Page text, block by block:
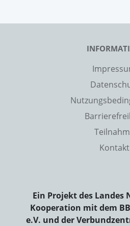
Kontakt
Ein Projekt des Landes
Kooperation mit dem
e.V. und der